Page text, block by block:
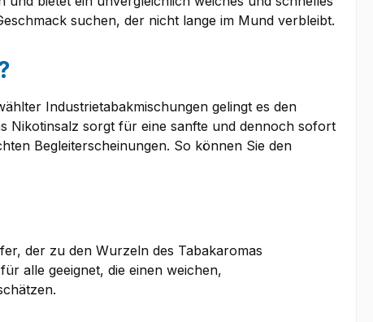
suchen, der nicht lange im Mund verbleibt.
Industrietabakmischungen gelingt es den
Nikotinsalz sorgt für eine sanfte und dennoch sofort
Begleiterscheinungen. So können Sie den
der zu den Wurzeln des Tabakaromas
alle geeignet, die einen weichen,